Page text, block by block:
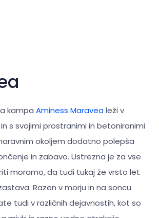
kampa Aminess Maravealeži v
s svojimi prostranimi in betoniranimi
okoljem dodatno polepša
in zabavo. Ustrezna je za vse
moramo, da tudi tukaj že vrsto let
Razen v morju in na soncu
tudi v različnih dejavnostih, kot so